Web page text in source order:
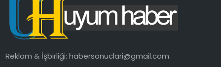
SAĞLIK
MAGAZIN
Reklam & İşbirliği:habersonuclari@gmail.com